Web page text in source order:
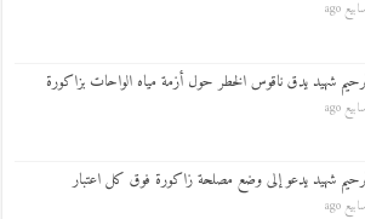
شهيد يدق ناقوس الخطر حول أزمة مياه الواحات بزاكورة
شهيد يدعو إلى وضع مصلحة زاكورة فوق كل اعتبار